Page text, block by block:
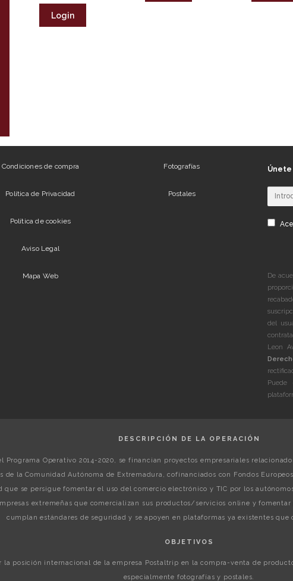
Login
Condiciones de compra
Política de Privacidad
Política de cookies
Aviso Legal
Mapa Web
Fotografías
Postales
De
del
Leon
Puede
DESCRIPCIÓN DE LA OPERACIÓN
Programa Operativo 2014-2020, se financian proyectos empresariales
de la Comunidad Autónoma de Extremadura, cofinanciados con Fondos
que se persigue fomentar el uso del comercio electrónico y TIC por los
extremeñas que comercializan sus productos/servicios online y
cumplan estándares de seguridad y se apoyen en plataformas ya existentes que
OBJETIVOS
la posición internacional de la empresa Postaltrip en la compra-venta de
especialmente fotografías y postales.